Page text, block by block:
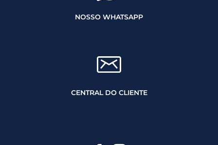
NOSSO WHATSAPP
CENTRAL DO CLIENTE